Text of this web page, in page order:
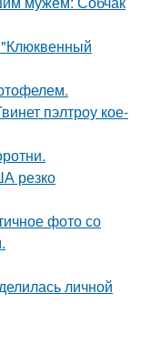
"Клюквенный
пэлтроу кое-
резко
фото со
личной